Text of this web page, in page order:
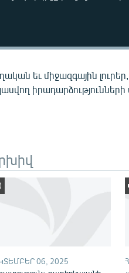
եւ միջազգային
06, 2025